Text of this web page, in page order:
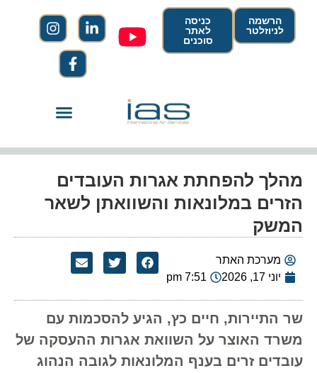
הרשמה
לניוזלטר
כניסה
לאתר
סוכנים
מהלך להפחתת אגרות העובדים
הזרים במלונאות והשוואתן לשאר
המשק
מערכת האתר
יוני 17, 2026
7:51 pm
שר התיירות, חיים כץ, הגיע להסכמות עם
משרד האוצר על השוואת אגרות ההעסקה של
עובדים זרים בענף המלונאות לגובה הנהוג